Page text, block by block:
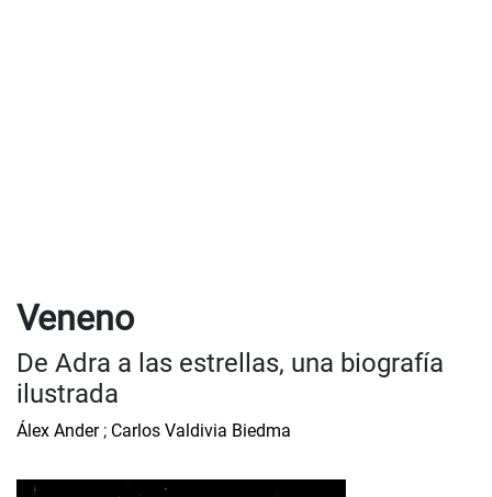
Veneno
De Adra a las estrellas, una biografía
ilustrada
Álex Ander; Carlos Valdivia Biedma